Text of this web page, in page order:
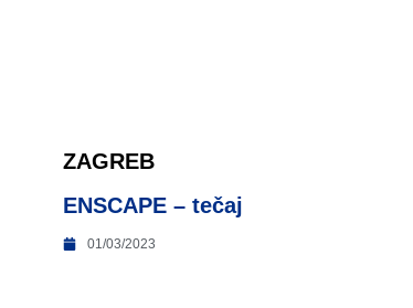
ZAGREB
ENSCAPE – tečaj
01/03/2023